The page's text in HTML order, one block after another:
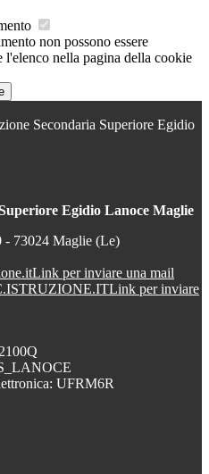
non possono essere
nella pagina della cookie
Secondaria Superiore Egidio
Egidio Lanoce Maglie
- 73024 Maglie (Le)
Link per inviare una mail
Link per inviare
UFRM6R